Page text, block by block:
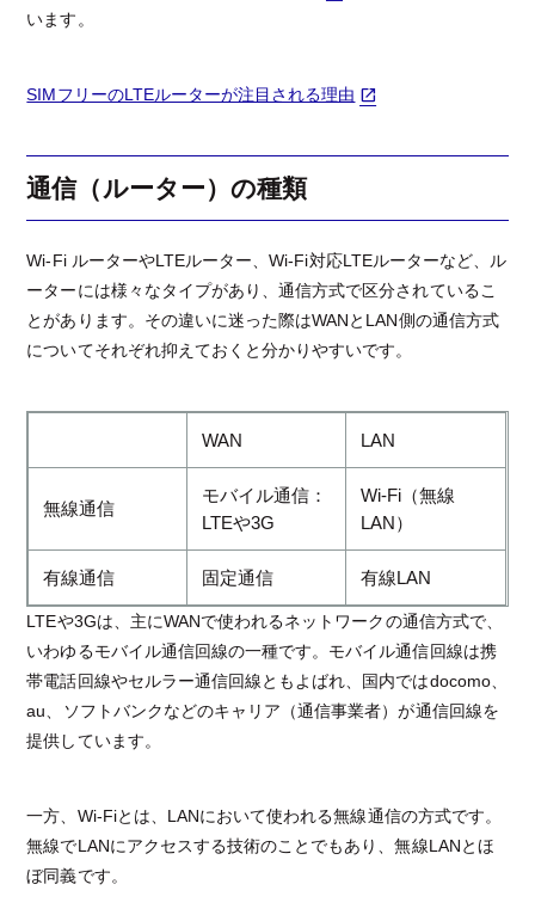
います。
SIMフリーのLTEルーターが注目される理由
通信（ルーター）の種類
Wi-Fi ルーターやLTEルーター、Wi-Fi対応LTEルーターなど、ル
ーターには様々なタイプがあり、通信方式で区分されているこ
とがあります。その違いに迷った際はWANとLAN側の通信方式
についてそれぞれ抑えておくと分かりやすいです。
WAN LAN
無線通信
モバイル通信：
LTEや3G
Wi-Fi（無線
LAN）
有線通信 固定通信 有線LAN
LTEや3Gは、主にWANで使われるネットワークの通信方式で、
いわゆるモバイル通信回線の一種です。モバイル通信回線は携
帯電話回線やセルラー通信回線ともよばれ、国内ではdocomo、
au、ソフトバンクなどのキャリア（通信事業者）が通信回線を
提供しています。
一方、Wi-Fiとは、LANにおいて使われる無線通信の方式です。
無線でLANにアクセスする技術のことでもあり、無線LANとほ
ぼ同義です。